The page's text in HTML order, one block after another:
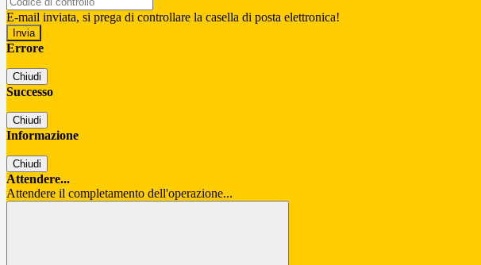
E-mail inviata, si prega di controllare la casella di posta elettronica!
Errore
Chiudi
Successo
Chiudi
Informazione
Chiudi
Attendere...
Attendere il completamento dell'operazione...